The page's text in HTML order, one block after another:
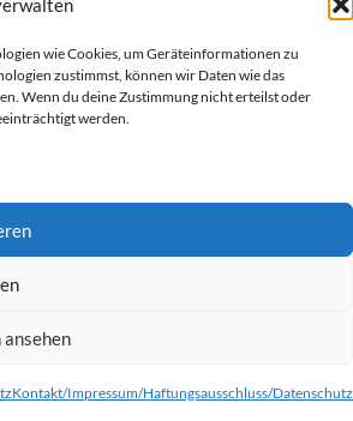
wie Cookies, um Geräteinformationen zu
zustimmst, können wir Daten wie das
Wenn du deine Zustimmung nicht erteilst oder
werden.
Kontakt/Impressum/Haftungsausschluss/Datenschutz
wegregieren
Haftungsausschluss/Datenschutz